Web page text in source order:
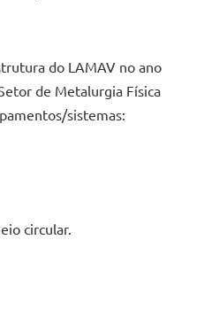
do LAMAV no ano
de Metalurgia Física
sistemas:
circular.